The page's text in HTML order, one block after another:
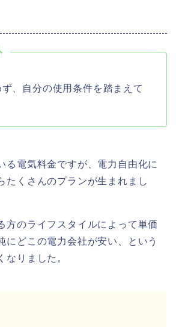
、自分の使用条件を踏まえて
る電気料金ですが、電力自由化に
たくさんのプランが生まれまし
方のライフスタイルによって単価
にどこの電力会社が安い、という
なりました。